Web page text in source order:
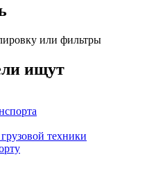
или фильтры
ищут
техники